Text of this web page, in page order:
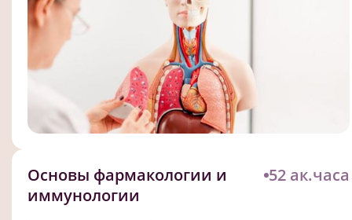
Основы фармакологии и
иммунологии
52 ак.часа